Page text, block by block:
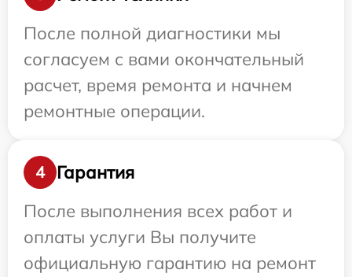
После полной диагностики мы
согласуем с вами окончательный
расчет, время ремонта и начнем
ремонтные операции.
4
Гарантия
После выполнения всех работ и
оплаты услуги Вы получите
официальную гарантию на ремонт